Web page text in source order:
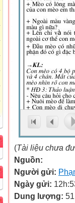
(Tài liệu chưa
Nguồn:
Người gửi:
Ngày gửi:
Dung lượng: